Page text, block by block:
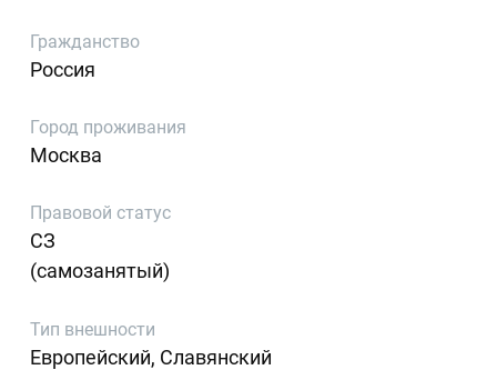
Гражданство
Россия
Город проживания
Москва
Правовой статус
СЗ
(самозанятый)
Тип внешности
Европейский, Славянский